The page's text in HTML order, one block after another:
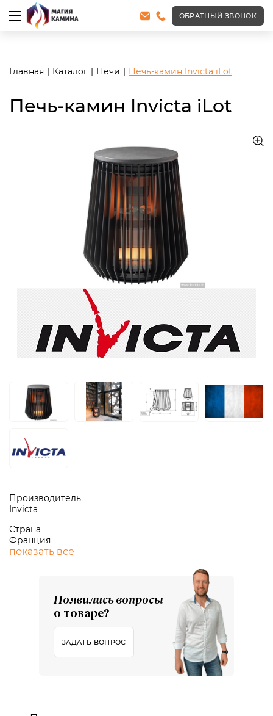
<meta name="robots" content="noindex, follow"/>
ОБРАТНЫЙ ЗВОНОК
Главная Каталог Печи Печь-камин Invicta iLot
Печь-камин Invicta iLot
Производитель
Invicta
Страна
Франция
показать все
Появились вопросы
о товаре?
ЗАДАТЬ ВОПРОС